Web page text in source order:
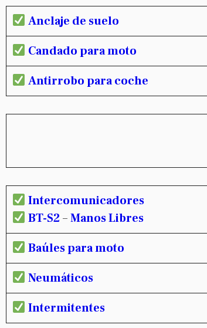
Anclaje de suelo
Candado para moto
Antirrobo para coche
Intercomunicadores
BT-S2–Manos Libres
Baúles para moto
Neumáticos
Intermitentes